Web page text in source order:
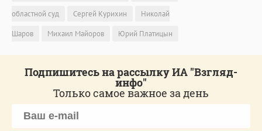
областной суд
Сергей Курихин
Николай
Шаров
Михаил Майоров Юрий Платицын
Подпишитесь на рассылку ИА "Взгляд-
инфо"
Только самое важное за день